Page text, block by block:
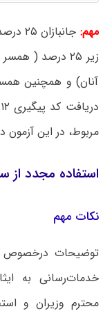
مهم:
زیر ۲۵ درصد (
آنان) و همچنین
مربوط، در این آزمون
استفاده مجدد از
نکات مهم